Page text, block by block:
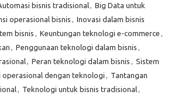
bisnis tradisional, Big Data untuk
operasional bisnis , Inovasi dalam bisnis
bisnis , Keuntungan teknologi e-commerce ,
, Penggunaan teknologi dalam bisnis ,
, Peran teknologi dalam bisnis , Sistem
operasional dengan teknologi , Tantangan
, Teknologi untuk bisnis tradisional,